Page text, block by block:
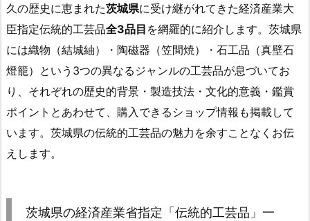
久の歴史に恵まれた茨城県に受け継がれてきた経済産業大
臣指定伝統的工芸品全3品目 を網羅的に紹介します。茨城県
には織物（結城紬）・陶磁器（笠間焼）・石工品（真壁石
燈籠）という3つの異なるジャンルの工芸品が息づいてお
り、それぞれの歴史的背景・製造技法・文化的意義・鑑賞
ポイントとあわせて、購入できるショップ情報も掲載して
います。茨城県の伝統的工芸品の魅力を余すことなくお伝
えします。
茨城県の経済産業省指定「伝統的工芸品」一